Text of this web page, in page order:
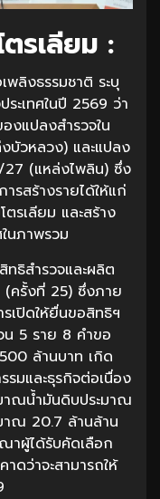
รเลียม :
พลิงธรรมชาติ ระบุ
ะเทศในปี 2569 ว่า
งแปลงสำรวจใน
บัวหลวง) และแปลง
27 (แหล่งไพลิน) ซึ่ง
รสร้างรายได้ให้แก่
รเลียม และสร้าง
นภาพรวม
ทธิสำรวจและผลิต
(ครั้งที่ 25) ซึ่งภาย
เปิดให้ยื่นขอสิทธิฯ
น 5 ราย 8 คำขอ
ล้านบาท เกิด
รมและธุรกิจต่อเนื่อง
ณน้ำมันดิบประมาณ
าณ 20.7 ล้านล้าน
าผู้ได้รับคัดเลือก
ดว่าจะสามารถให้